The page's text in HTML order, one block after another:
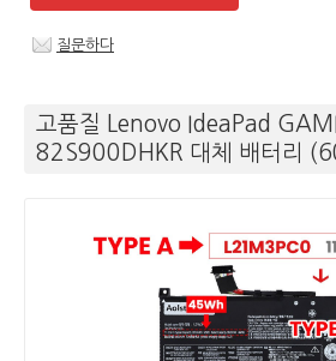
질문하다
고품질 Lenovo IdeaPad
82S900DHKR 대체 배터리